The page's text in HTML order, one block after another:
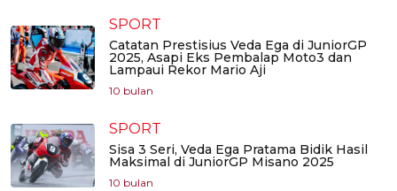
SPORT
Catatan Prestisius Veda Ega di JuniorGP
2025, Asapi Eks Pembalap Moto3 dan
Lampaui Rekor Mario Aji
10 bulan
SPORT
Sisa 3 Seri, Veda Ega Pratama Bidik Hasil
Maksimal di JuniorGP Misano 2025
10 bulan